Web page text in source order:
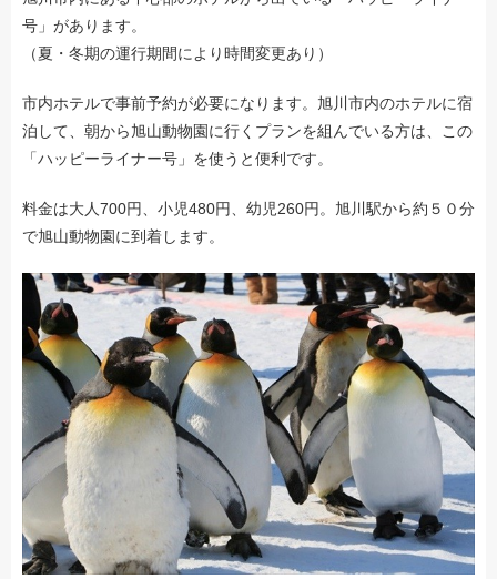
号」があります。
（夏・冬期の運行期間により時間変更あり）
市内ホテルで事前予約が必要になります。旭川市内のホテルに宿
泊して、朝から旭山動物園に行くプランを組んでいる方は、この
「ハッピーライナー号」を使うと便利です。
料金は大人700円、小児480円、幼児260円。旭川駅から約５０分
で旭山動物園に到着します。